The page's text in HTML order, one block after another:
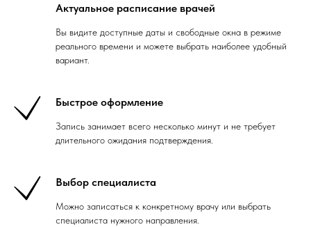
Актуальное расписание врачей
Вы видите доступные даты и свободные окна в режиме
реального времени и можете выбрать наиболее удобный
вариант.
Быстрое оформление
Запись занимает всего несколько минут и не требует
длительного ожидания подтверждения.
Выбор специалиста
Можно записаться к конкретному врачу или выбрать
специалиста нужного направления.